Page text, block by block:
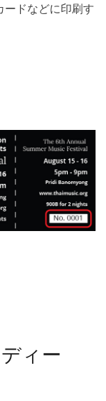
ードなどに印刷す
ィー